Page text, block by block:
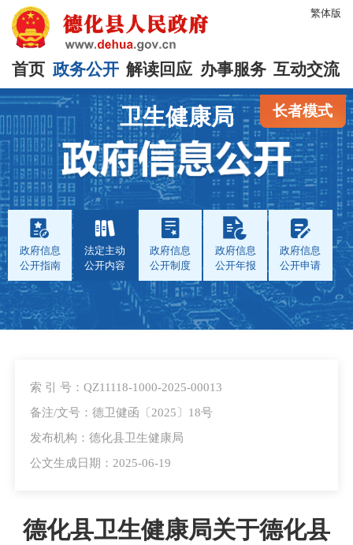
繁体版
首页 政务公开 解读回应 办事服务 互动交流
长者模式
卫生健康局
政府信息
公开指南
法定主动
公开内容
政府信息
公开制度
政府信息
公开年报
政府信息
公开申请
索 引 号：QZ11118-1000-2025-00013
备注/文号：德卫健函〔2025〕18号
发布机构：德化县卫生健康局
公文生成日期：2025-06-19
德化县卫生健康局关于德化县